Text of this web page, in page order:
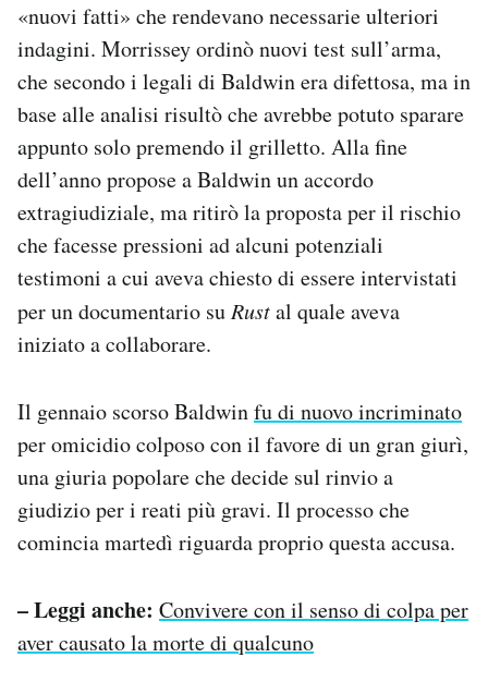
«nuovi fatti» che rendevano necessarie ulteriori
indagini. Morrissey ordinò nuovi test sull’arma,
che secondo i legali di Baldwin era difettosa, ma in
base alle analisi risultò che avrebbe potuto sparare
appunto solo premendo il grilletto. Alla fine
dell’anno propose a Baldwin un accordo
extragiudiziale, ma ritirò la proposta per il rischio
che facesse pressioni ad alcuni potenziali
testimoni a cui aveva chiesto di essere intervistati
per un documentario su Rustal quale aveva
iniziato a collaborare.
Il gennaio scorso Baldwinfu di nuovo incriminato
per omicidio colposo con il favore di un gran giurì,
una giuria popolare che decide sul rinvio a
giudizio per i reati più gravi. Il processo che
comincia martedì riguarda proprio questa accusa.
– Leggi anche: Convivere con il senso di colpa per
aver causato la morte di qualcuno